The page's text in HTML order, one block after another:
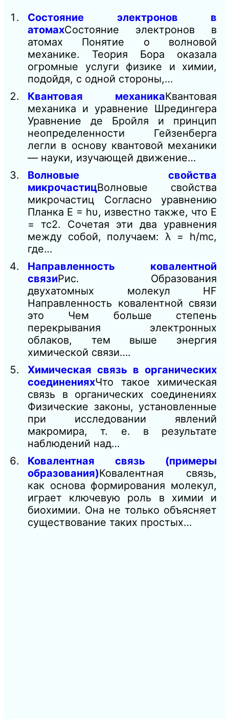
Состояние электронов в
атомахСостояние электронов в
атомах Понятие о волновой
механике. Теория Бора оказала
огромные услуги физике и химии,
подойдя, с одной стороны,…
Квантовая механикаКвантовая
механика и уравнение Шредингера
Уравнение де Бройля и принцип
неопределенности Гейзенберга
легли в основу квантовой механики
— науки, изучающей движение…
Волновые свойства
микрочастицВолновые свойства
микрочастиц Согласно уравнению
Планка E = hυ, известно также, что Е
= тс2. Сочетая эти два уравнения
между собой, получаем: λ = h/mc,
где…
Направленность ковалентной
связиРис. Образования
двухатомных молекул HF
Направленность ковалентной связи
это Чем больше степень
перекрывания электронных
облаков, тем выше энергия
химической связи….
Химическая связь в органических
соединенияхЧто такое химическая
связь в органических соединениях
Физические законы, установленные
при исследовании явлений
макромира, т. е. в результате
наблюдений над…
Ковалентная связь (примеры
образования)Ковалентная связь,
как основа формирования молекул,
играет ключевую роль в химии и
биохимии. Она не только объясняет
существование таких простых…